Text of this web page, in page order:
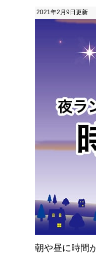
2021年2月9日 更新
朝や昼に時間